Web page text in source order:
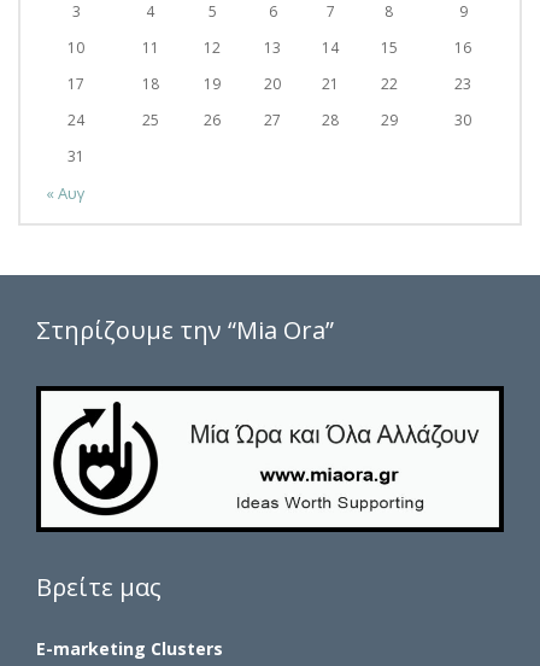
« Αυγ
3
4 5 6 7 8
9
10
11 12 13 14 15
16
17
18 19 20 21 22
23
24
25 26 27 28 29
30
31
Στηρίζουμε την “Mia Ora”
Βρείτε μας
E-marketing Clusters